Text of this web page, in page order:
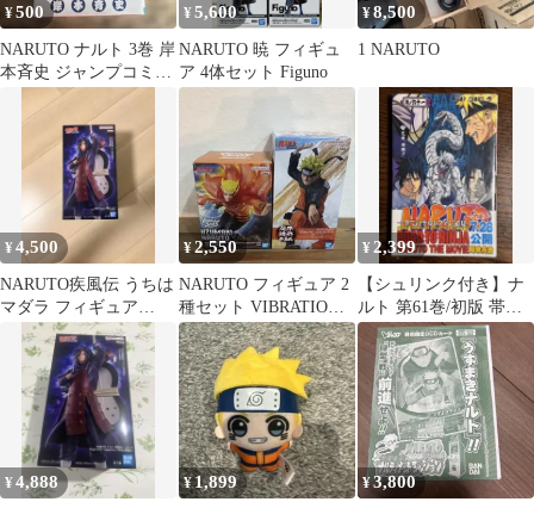
¥500
NARUTO ナルト 3巻 岸
本斉史 ジャンプコミッ
¥5,600
NARUTO 暁 フィギュ
ア 4体セット Figuno
¥8,500
1 NARUTO
¥4,500
NARUTO疾風伝 うちは
マダラ フィギュア
GIGO限定
¥2,550
NARUTO フィギュア 2
種セット VIBRATION
STARS
¥ 2,399
【シュリンク付き】ナ
ルト 第61巻/初版 帯・
チラシ付き
¥4,888 ¥1,899 ¥3,800